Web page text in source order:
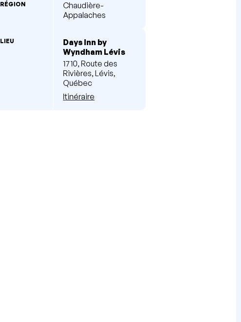
RÉGION
Chaudière-
Appalaches
LIEU
Days Inn by
Wyndham Lévis
1710, Route des
Rivières, Lévis,
Québec
Itinéraire